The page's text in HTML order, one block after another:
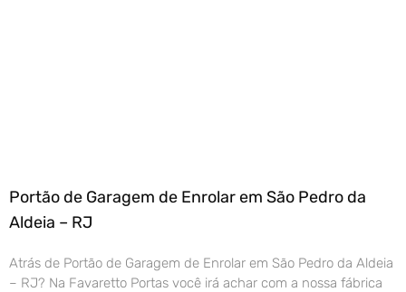
Portão de Garagem de Enrolar em São Pedro da
Aldeia – RJ
Atrás de Portão de Garagem de Enrolar em São Pedro da Aldeia
– RJ? Na Favaretto Portas você irá achar com a nossa fábrica